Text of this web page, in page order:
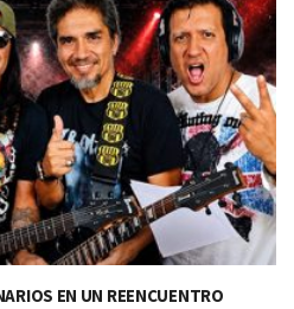
EN UN REENCUENTRO